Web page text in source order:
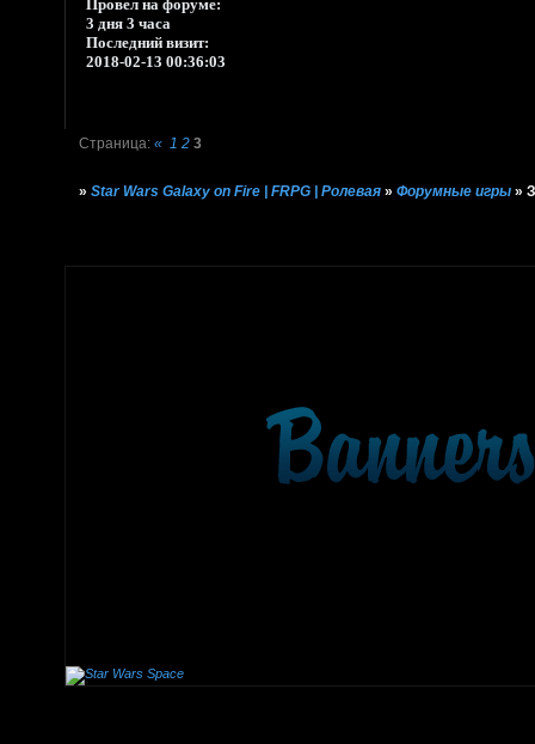
Провел на форуме:
3 дня 3 часа
Последний визит:
2018-02-13 00:36:03
Страница:« 1 2 3
»Star Wars Galaxy on Fire | FRPG | Ролевая »Форумные игры »